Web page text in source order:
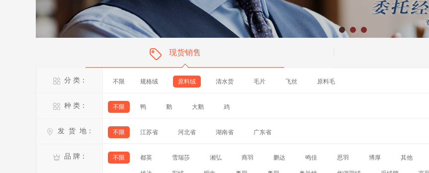
现货销售
分 类： 不限 规格绒 原料绒 清水货 毛片 飞丝 原料毛
种 类： 不限 鸭 鹅 大鹅 鸡
发 货 地： 不限 江苏省 河北省 湖南省 广东省
品 牌： 不限 都英 雪瑞莎 湘弘 商羽 鹏达 鸣佳 思羽 博厚 其他